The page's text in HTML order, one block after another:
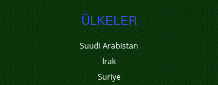
ÜLKELER
Suudi Arabistan
Irak
Suriye